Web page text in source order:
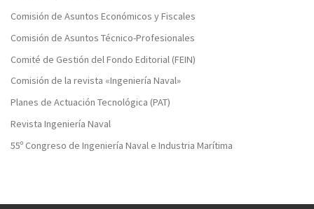
Comisión de Asuntos Económicos y Fiscales
Comisión de Asuntos Técnico-Profesionales
Comité de Gestión del Fondo Editorial (FEIN)
Comisión de la revista «Ingeniería Naval»
Planes de Actuación Tecnológica (PAT)
Revista Ingeniería Naval
55º Congreso de Ingeniería Naval e Industria Marítima